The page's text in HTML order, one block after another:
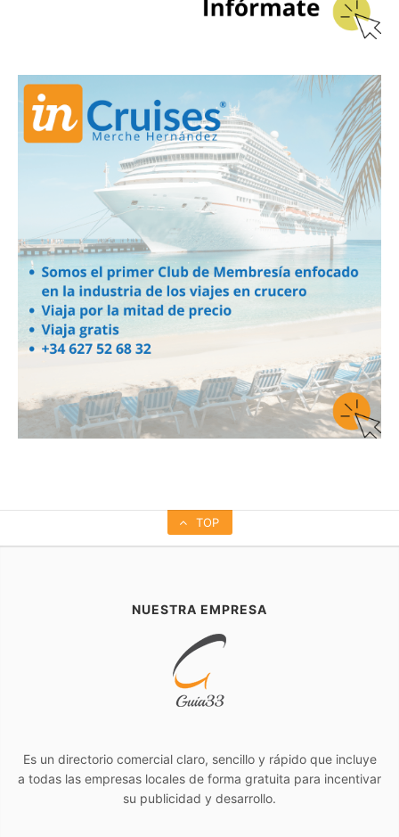
TOP
NUESTRA EMPRESA
Es un directorio comercial claro, sencillo y rápido que incluye
a todas las empresas locales de forma gratuita para incentivar
su publicidad y desarrollo.